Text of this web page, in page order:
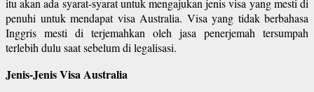
itu akan ada syarat-syarat untuk mengajukan jenis visa yang mesti di
penuhi untuk mendapat visa Australia. Visa yang tidak berbahasa
Inggris mesti di terjemahkan oleh jasa penerjemah tersumpah
terlebih dulu saat sebelum di legalisasi.
Jenis-Jenis Visa Australia